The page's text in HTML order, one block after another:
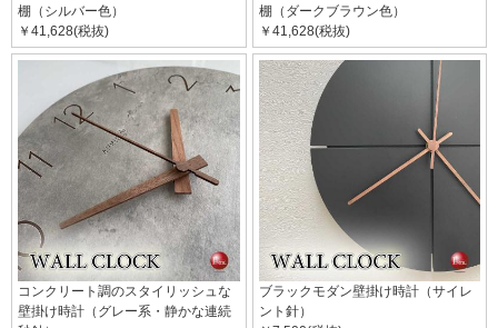
棚（シルバー色）
￥41,628(税抜)
棚（ダークブラウン色）
￥41,628(税抜)
コンクリート調のスタイリッシュな
壁掛け時計（グレー系・静かな連続
ブラックモダン壁掛け時計（サイレ
ント針）